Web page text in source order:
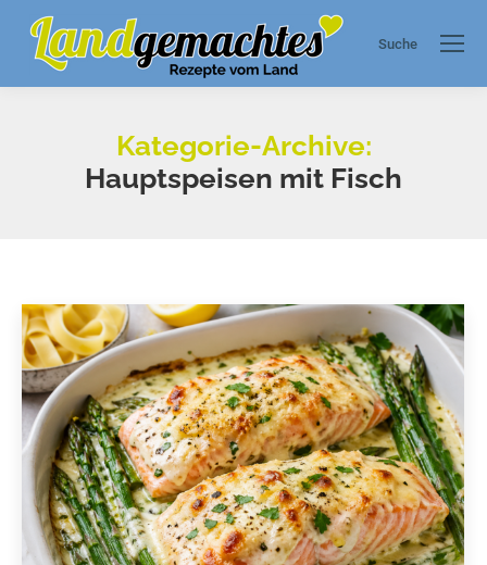
Search:
Suche
Kategorie-Archive:
Hauptspeisen mit Fisch